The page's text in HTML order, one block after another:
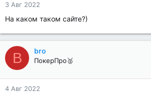
3 Авг 2022
На каком таком сайте?)
B bro
ПокерПро🥈
4 Авг 2022